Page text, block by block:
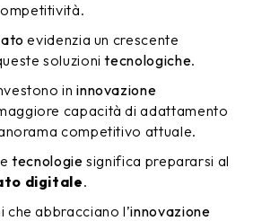
evidenzia un crescente
soluzionitecnologiche.
ininnovazione
capacità di adattamento
competitivo attuale.
tecnologie significa prepararsi al
digitale.
che abbracciano l’innovazione